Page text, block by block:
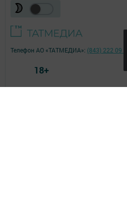
Телефон АО «ТАТМЕДИА»: (843) 222 09 84
18+